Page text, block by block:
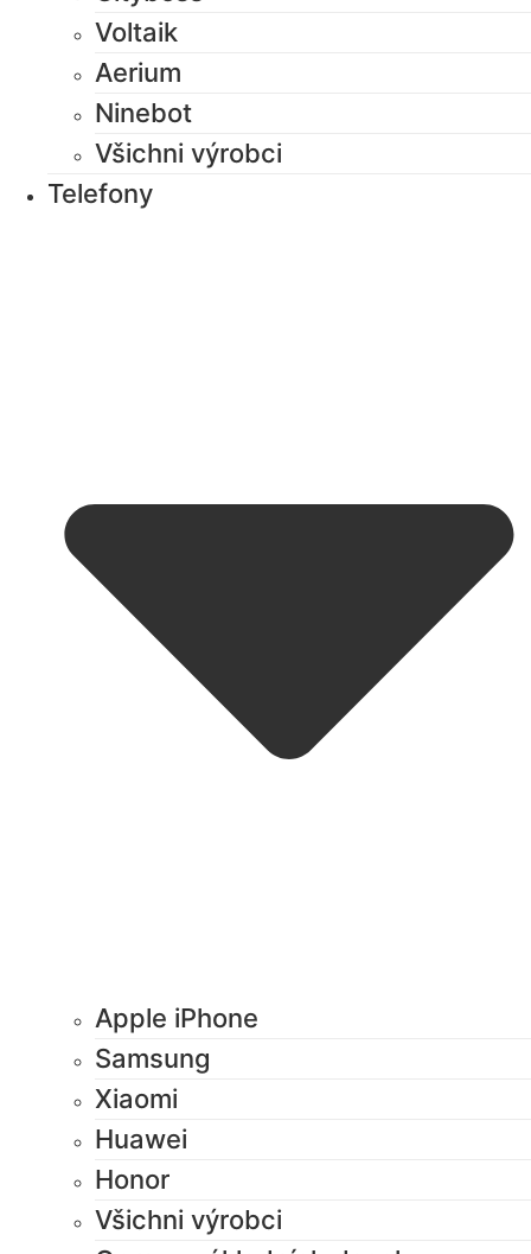
Voltaik
Aerium
Ninebot
Všichni výrobci
Telefony
Apple iPhone
Samsung
Xiaomi
Huawei
Honor
Všichni výrobci